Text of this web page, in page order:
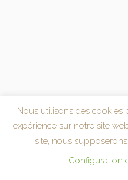
Nous utilisons des cookies
expérience sur notre site
site, nous
Configuration